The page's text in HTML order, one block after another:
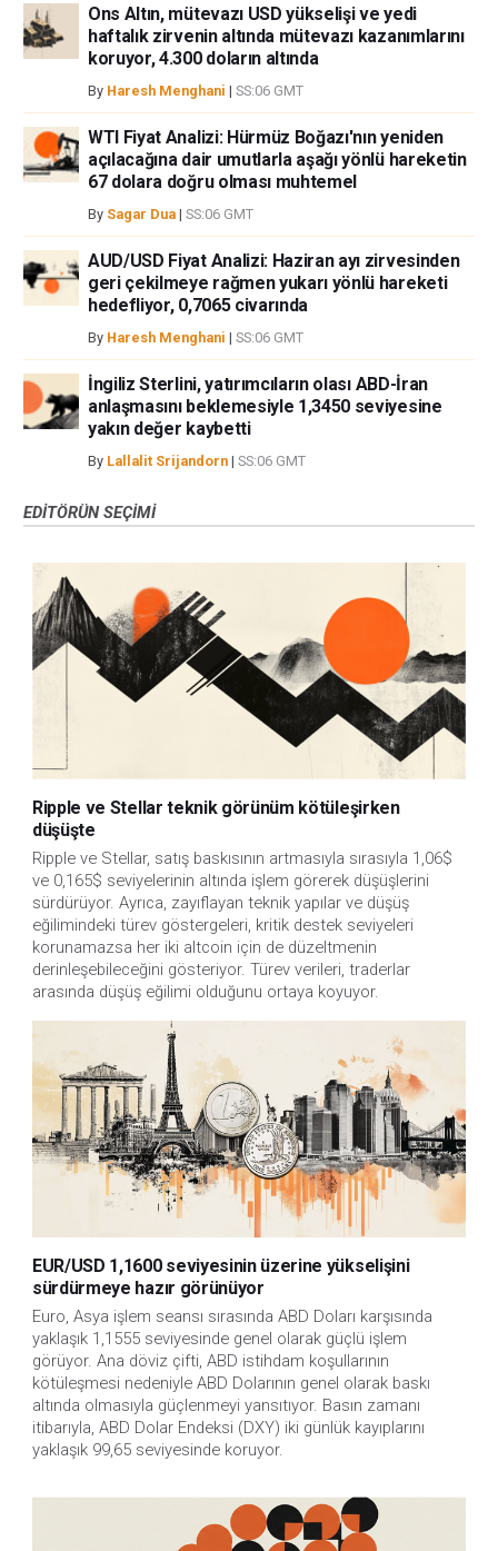
Ons Altın, mütevazı USD yükselişi ve yedi
haftalık zirvenin altında mütevazı kazanımlarını
koruyor, 4.300 doların altında
By Haresh Menghani | SS:06 GMT
WTI Fiyat Analizi: Hürmüz Boğazı'nın yeniden
açılacağına dair umutlarla aşağı yönlü hareketin
67 dolara doğru olması muhtemel
By Sagar Dua | SS:06 GMT
AUD/USD Fiyat Analizi: Haziran ayı zirvesinden
geri çekilmeye rağmen yukarı yönlü hareketi
hedefliyor, 0,7065 civarında
By Haresh Menghani | SS:06 GMT
İngiliz Sterlini, yatırımcıların olası ABD-İran
anlaşmasını beklemesiyle 1,3450 seviyesine
yakın değer kaybetti
By Lallalit Srijandorn | SS:06 GMT
EDITÖRÜN SEÇIMI
Ripple ve Stellar teknik görünüm kötüleşirken
düşüşte
Ripple ve Stellar, satış baskısının artmasıyla sırasıyla 1,06$
ve 0,165$ seviyelerinin altında işlem görerek düşüşlerini
sürdürüyor. Ayrıca, zayıflayan teknik yapılar ve düşüş
eğilimindeki türev göstergeleri, kritik destek seviyeleri
korunamazsa her iki altcoin için de düzeltmenin
derinleşebileceğini gösteriyor. Türev verileri, traderlar
arasında düşüş eğilimi olduğunu ortaya koyuyor.
EUR/USD 1,1600 seviyesinin üzerine yükselişini
sürdürmeye hazır görünüyor
Euro, Asya işlem seansı sırasında ABD Doları karşısında
yaklaşık 1,1555 seviyesinde genel olarak güçlü işlem
görüyor. Ana döviz çifti, ABD istihdam koşullarının
kötüleşmesi nedeniyle ABD Dolarının genel olarak baskı
altında olmasıyla güçlenmeyi yansıtıyor. Basın zamanı
itibarıyla, ABD Dolar Endeksi (DXY) iki günlük kayıplarını
yaklaşık 99,65 seviyesinde koruyor.